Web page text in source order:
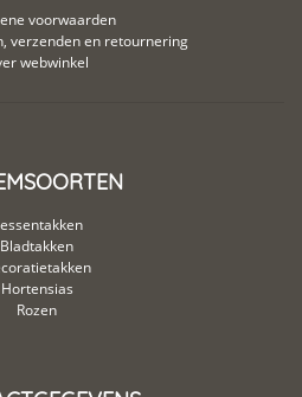
voorwaarden
verzenden en retournering
webwinkel
Bladtakken
Hortensias
Rozen